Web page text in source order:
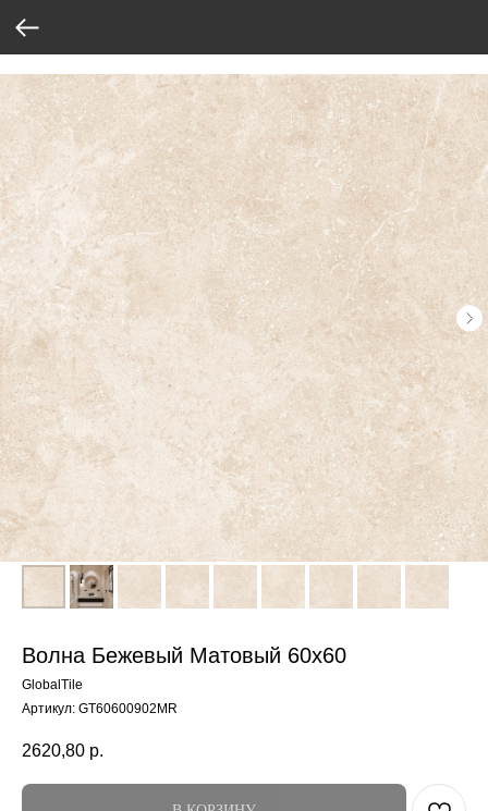
Волна Бежевый Матовый 60x60
GlobalTile
Артикул: GT60600902MR
2620,80 р.